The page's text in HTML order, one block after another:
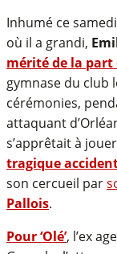
Inhumé ce
où il a grandi,
mérité de la part
gymnase du club
cérémonies,
attaquant
s’apprêtait à
tragique
son cercueil par
Pallois.
Pour ‘Olé’, l’ex